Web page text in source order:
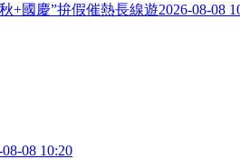
+國慶”拚假催熱長線遊2026-08-08
08-08 10:20